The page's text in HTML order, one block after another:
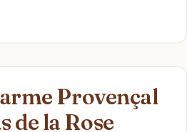
Provençal
de la Rose